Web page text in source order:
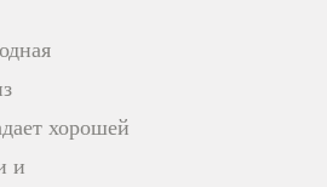
хорошей
и